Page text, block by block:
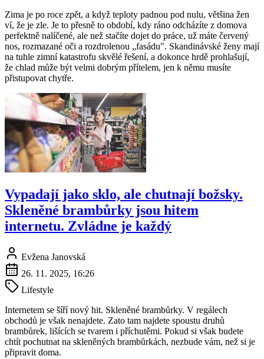
Zima je po roce zpět, a když teploty padnou pod nulu, většina žen
ví, že je zle. Je to přesně to období, kdy ráno odcházíte z domova
perfektně nalíčené, ale než stačíte dojet do práce, už máte červený
nos, rozmazané oči a rozdrolenou „fasádu". Skandinávské ženy mají
na tuhle zimní katastrofu skvělé řešení, a dokonce hrdě prohlašují,
že chlad může být velmi dobrým přítelem, jen k němu musíte
přistupovat chytře.
Vypadají jako sklo, ale chutnají božsky.
Skleněné brambůrky jsou hitem
internetu. Zvládne je každý
Evžena Janovská
26. 11. 2025, 16:26
Lifestyle
Internetem se šíří nový hit. Skleněné brambůrky. V regálech
obchodů je však nenajdete. Zato tam najdete spoustu druhů
brambůrek, lišících se tvarem i příchutěmi. Pokud si však budete
chtít pochutnat na skleněných brambůrkách, nezbude vám, než si je
připravit doma.